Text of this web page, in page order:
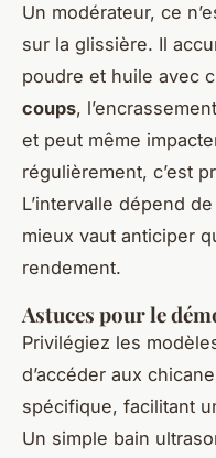
Un modérateur, ce
sur la glissière. Il
poudre et huile avec
coups,
et peut même
régulièrement, c’est
L’intervalle dépend
mieux vaut anticiper
rendement.
Astuces pour le
Privilégiez les
d’accéder aux
spécifique, facilitant
Un simple bain